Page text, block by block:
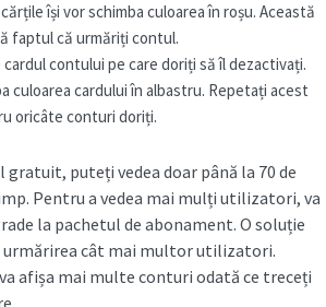
își vor schimba culoarea în roșu. Această
faptul că urmăriți contul.
cardul contului pe care doriți să îl dezactivați.
culoarea cardului în albastru. Repetați acest
oricâte conturi doriți.
gratuit, puteți vedea doar până la 70 de
Pentru a vedea mai mulți utilizatori, va
la pachetul de abonament. O soluție
urmărirea cât mai multor utilizatori.
afișa mai multe conturi odată ce treceți